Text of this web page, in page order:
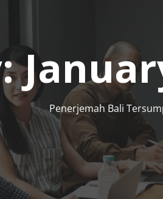
Penerjemah Bali